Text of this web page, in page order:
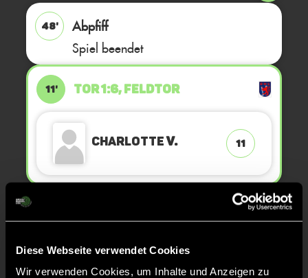
Diese Webseite verwendet Cookies
Wir verwenden Cookies, um Inhalte und Anzeigen zu
48'
Abpfiff
Spiel beendet
11' TOR 1:6, FELDTOR
Charlottev. 11